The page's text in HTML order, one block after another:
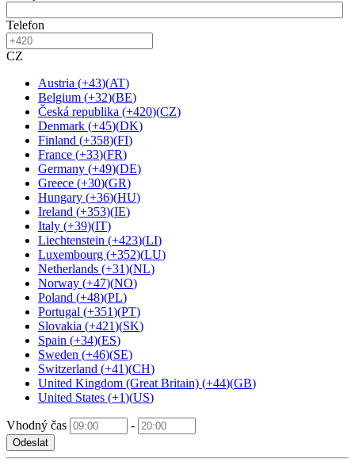
Telefon
CZ
Austria (+43)(AT)
Belgium (+32)(BE)
Česká republika (+420)(CZ)
Denmark (+45)(DK)
Finland (+358)(FI)
France (+33)(FR)
Germany (+49)(DE)
Greece (+30)(GR)
Hungary (+36)(HU)
Ireland (+353)(IE)
Italy (+39)(IT)
Liechtenstein (+423)(LI)
Luxembourg (+352)(LU)
Netherlands (+31)(NL)
Norway (+47)(NO)
Poland (+48)(PL)
Portugal (+351)(PT)
Slovakia (+421)(SK)
Spain (+34)(ES)
Sweden (+46)(SE)
Switzerland (+41)(CH)
United Kingdom (Great Britain) (+44)(GB)
United States (+1)(US)
Vhodný čas -
Odeslat